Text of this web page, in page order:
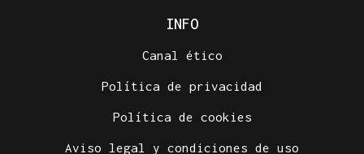
INFO
Canal ético
Política de privacidad
Política de cookies
Aviso legal y condiciones de uso